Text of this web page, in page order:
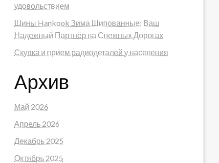
удовольствием
Шины Hankook Зима Шипованные: Ваш
Надежный Партнёр на Снежных Дорогах
Скупка и прием радиодеталей у населения
Архив
Май 2026
Апрель 2026
Декабрь 2025
Октябрь 2025